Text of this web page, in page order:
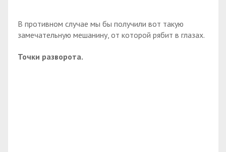
В противном случае мы бы получили вот такую
замечательную мешанину, от которой рябит в глазах.
Точки разворота.